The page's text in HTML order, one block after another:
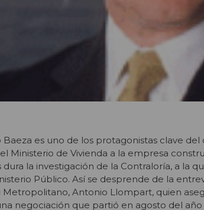
Baeza es uno de los protagonistas clave
Ministerio de Vivienda a la empresa
la investigación de la Contraloría, a la
Público. Así se desprende de la
Metropolitano, Antonio Llompart, quien
negociación que partió en agosto del